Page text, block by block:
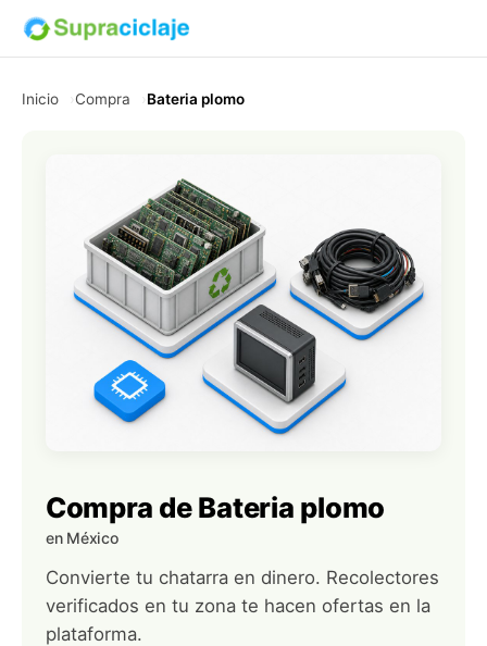
Inicio Compra Bateria plomo
Compra de Bateria plomo
en México
Convierte tu chatarra en dinero. Recolectores
verificados en tu zona te hacen ofertas en la
plataforma.